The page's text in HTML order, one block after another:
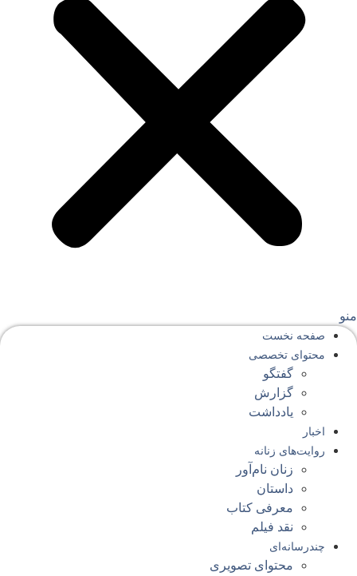
صفحه‌ نخست
محتوای‌ تخصصی
گفتگو
گزارش
یادداشت
اخبار
روایت‌های زنانه
زنان نام‌آور
داستان
معرفی کتاب
نقد فیلم
چندرسانه‌ای
محتوای تصویری